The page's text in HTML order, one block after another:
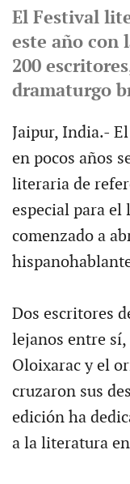
El Festival
este año con
200
dramaturgo
Jaipur, India.-
en pocos años
literaria de
especial para el
comenzado a
Dos escritores
lejanos entre
Oloixarac y el
cruzaron sus
edición ha
a la literatura